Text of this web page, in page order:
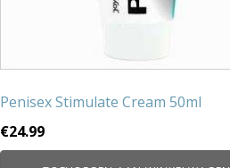
Penisex Stimulate Cream 50ml
€24.99